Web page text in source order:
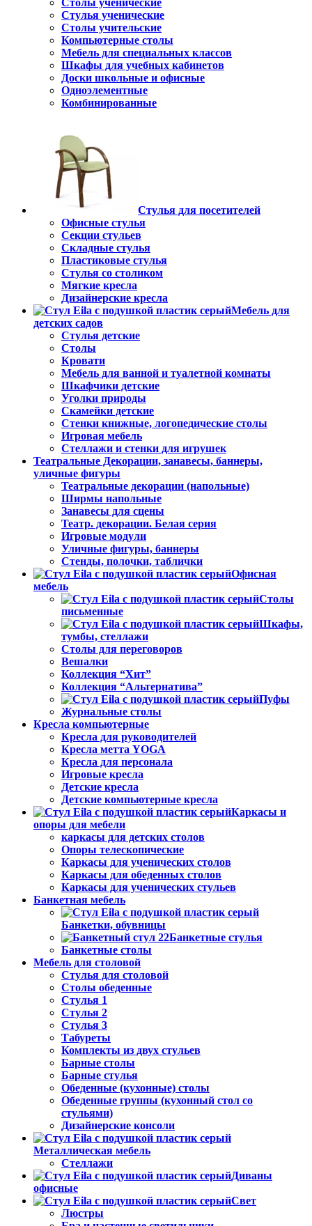
Столы ученические
Стулья ученические
Столы учительские
Компьютерные столы
Мебель для специальных классов
Шкафы для учебных кабинетов
Доски школьные и офисные
Одноэлементные
Комбинированные
Стулья для посетителей
Офисные стулья
Секции стульев
Складные стулья
Пластиковые стулья
Стулья со столиком
Мягкие кресла
Дизайнерские кресла
Мебель для
детских садов
Стулья детские
Столы
Кровати
Мебель для ванной и туалетной комнаты
Шкафчики детские
Уголки природы
Скамейки детские
Стенки книжные, логопедические столы
Игровая мебель
Стеллажи и стенки для игрушек
Театральные Декорации, занавесы, баннеры,
уличные фигуры
Театральные декорации (напольные)
Ширмы напольные
Занавесы для сцены
Театр. декорации. Белая серия
Игровые модули
Уличные фигуры, баннеры
Стенды, полочки, таблички
Офисная
мебель
Столы
письменные
Шкафы,
тумбы, стеллажи
Столы для переговоров
Вешалки
Коллекция “Хит”
Коллекция “Альтернатива”
Пуфы
Журнальные столы
Кресла компьютерные
Кресла для руководителей
Кресла метта YOGA
Кресла для персонала
Игровые кресла
Детские кресла
Детские компьютерные кресла
Каркасы и
опоры для мебели
каркасы для детских столов
Опоры телескопические
Каркасы для ученических столов
Каркасы для обеденных столов
Каркасы для ученических стульев
Банкетная мебель
Банкетки, обувницы
Банкетные стулья
Банкетные столы
Мебель для столовой
Стулья для столовой
Столы обеденные
Стулья 1
Стулья 2
Стулья 3
Табуреты
Комплекты из двух стульев
Барные столы
Барные стулья
Обеденные (кухонные) столы
Обеденные группы (кухонный стол со
стульями)
Дизайнерские консоли
Металлическая мебель
Стеллажи
Диваны
офисные
Свет
Люстры